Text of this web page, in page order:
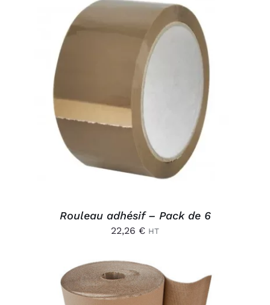
AJOUTER AU PANIER
DÉTAILS
Rouleau adhésif – Pack de 6
22,26 € HT